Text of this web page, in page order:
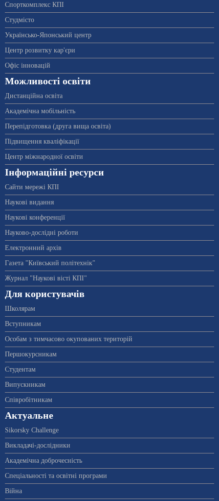
Спорткомплекс КПІ
Студмісто
Українсько-Японський центр
Центр розвитку кар'єри
Офіс інновацій
Можливості освіти
Дистанційна освіта
Академічна мобільність
Перепідготовка (друга вища освіта)
Підвищення кваліфікації
Центр міжнародної освіти
Інформаційні ресурси
Сайти мережі КПІ
Наукові видання
Наукові конференції
Науково-дослідні роботи
Електронний архів
Газета "Київський політехнік"
Журнал "Наукові вісті КПІ"
Для користувачів
Школярам
Вступникам
Особам з тимчасово окупованих територій
Першокурсникам
Студентам
Випускникам
Співробітникам
Актуальне
Sikorsky Challenge
Викладачі-дослідники
Академічна доброчесність
Спеціальності та освітні програми
Війна